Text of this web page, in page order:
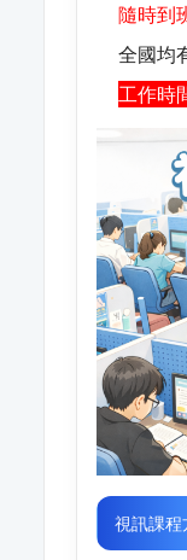
隨時到
全國均
工作時
視訊課程